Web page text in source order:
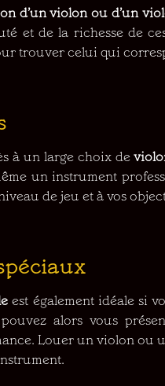
d’un violon ou d’un
et de la richesse de
trouver celui qui
à un large choix de
un instrument
de jeu et à vos
est également idéale si
pouvez alors vous
Louer un violon ou